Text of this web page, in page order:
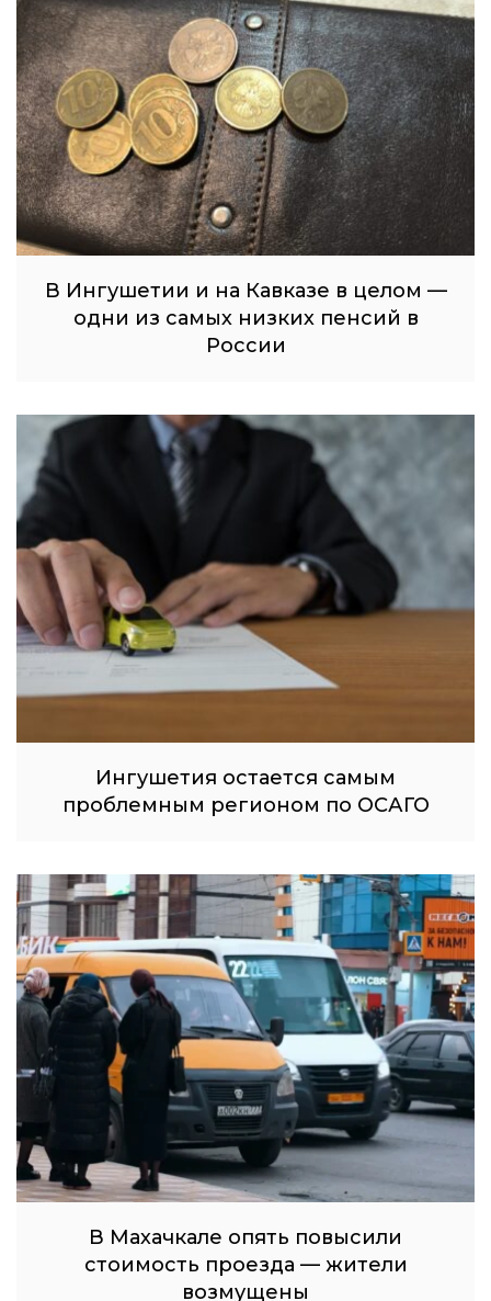
В Ингушетии и на Кавказе в целом —
одни из самых низких пенсий в
России
Ингушетия остается самым
проблемным регионом по ОСАГО
В Махачкале опять повысили
стоимость проезда — жители
возмущены